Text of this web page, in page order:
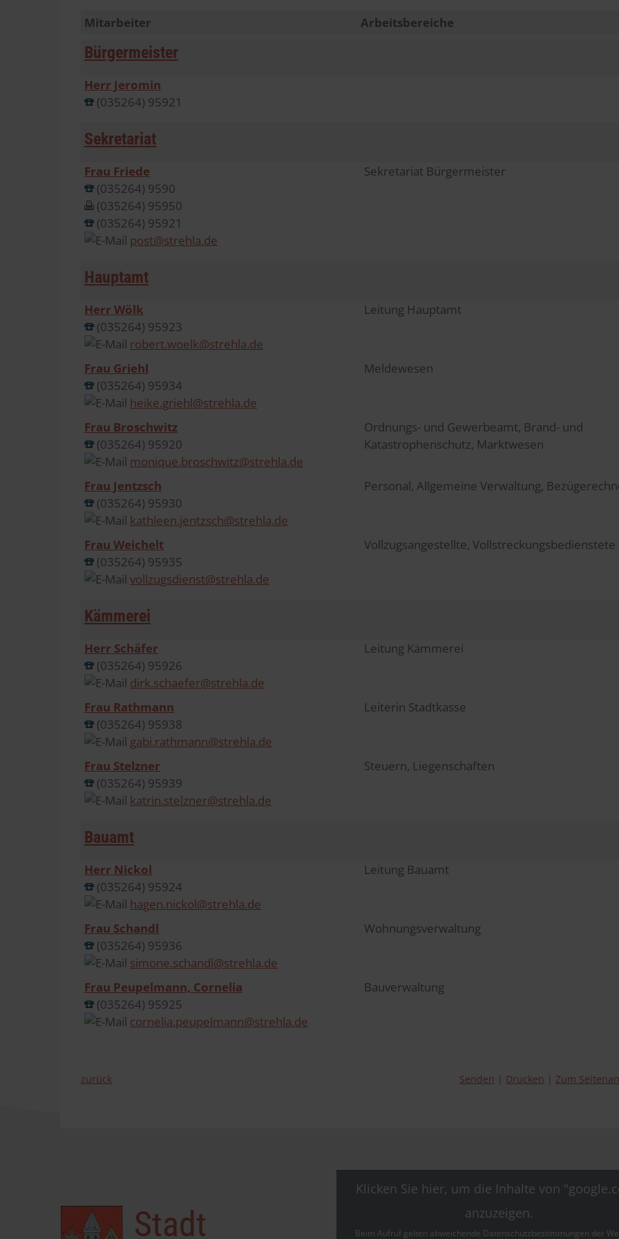
Mitarbeiter Arbeitsbereiche
Bürgermeister
Herr Jeromin
(035264) 95921
Sekretariat
Frau Friede
(035264) 9590
(035264) 95950
(035264) 95921
post@strehla.de
Sekretariat Bürgermeister
Hauptamt
Herr Wölk
(035264) 95923
robert.woelk@strehla.de
Leitung Hauptamt
Frau Griehl
(035264) 95934
heike.griehl@strehla.de
Meldewesen
Frau Broschwitz
(035264) 95920
monique.broschwitz@strehla.de
Ordnungs- und Gewerbeamt, Brand- und
Katastrophenschutz, Marktwesen
Frau Jentzsch
(035264) 95930
kathleen.jentzsch@strehla.de
Personal, Allgemeine Verwaltung,
Frau Weichelt
(035264) 95935
vollzugsdienst@strehla.de
Vollzugsangestellte, Vollstreckungsbedienstete
Kämmerei
Herr Schäfer
(035264) 95926
dirk.schaefer@strehla.de
Leitung Kämmerei
Frau Rathmann
(035264) 95938
gabi.rathmann@strehla.de
Leiterin Stadtkasse
Frau Stelzner
(035264) 95939
katrin.stelzner@strehla.de
Steuern, Liegenschaften
Bauamt
Herr Nickol
(035264) 95924
hagen.nickol@strehla.de
Leitung Bauamt
Frau Schandl
(035264) 95936
simone.schandl@strehla.de
Wohnungsverwaltung
Frau Peupelmann, Cornelia
(035264) 95925
cornelia.peupelmann@strehla.de
Bauverwaltung
zurück Senden Drucken Zum
Klicken Sie hier, um die Inhalte von
anzuzeigen.
Beim Aufruf gelten abweichende Datenschutzbestimmungen der